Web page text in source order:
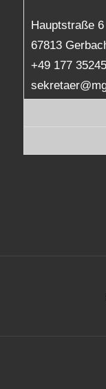
Hauptstraße 6
67813
+49 177